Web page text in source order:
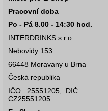
Pracovní doba
Po - Pá 8.00 - 14:30 hod.
INTERDRINKS s.r.o.
Nebovidy 153
66448 Moravany u Brna
Česká republika
IČO : 25551205, DIČ :
CZ25551205